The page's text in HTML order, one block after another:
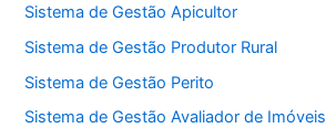
Sistema de Gestão Apicultor
Sistema de Gestão Produtor Rural
Sistema de Gestão Perito
Sistema de Gestão Avaliador de Imóveis